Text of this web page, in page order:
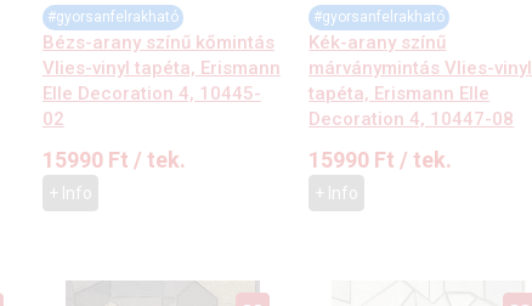
#gyorsanfelrakható
Bézs-arany színű kőmintás
Vlies-vinyl tapéta, Erismann
Elle Decoration 4, 10445-
02
15990 Ft / tek.
+ Info
#gyorsanfelrakható
Kék-arany színű
márványmintás Vlies-vinyl
tapéta, Erismann Elle
Decoration 4, 10447-08
15990 Ft / tek.
+ Info